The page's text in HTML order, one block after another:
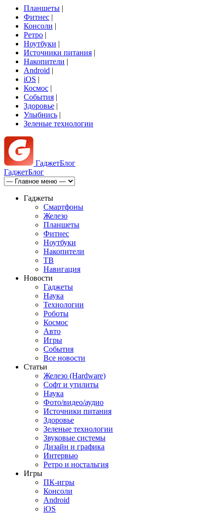
Планшеты |
Фитнес |
Консоли |
Ретро |
Ноутбуки |
Источники питания |
Накопители |
Android |
iOS |
Космос |
События |
Здоровье |
Улыбнись |
Зеленые технологии
ГаджетБлог
ГаджетБлог
Гаджеты
Смартфоны
Железо
Планшеты
Фитнес
Ноутбуки
Накопители
ТВ
Навигация
Новости
Гаджеты
Наука
Технологии
Роботы
Космос
Авто
Игры
События
Все новости
Статьи
Железо (Hardware)
Софт и утилиты
Наука
Фото/видео/аудио
Источники питания
Здоровье
Зеленые технологии
Звуковые системы
Дизайн и графика
Интервью
Ретро и ностальгия
Игры
ПК-игры
Консоли
Android
iOS